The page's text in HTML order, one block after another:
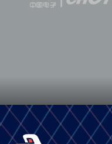
水素自
自動車です。水
出しないため、
りも優れていま